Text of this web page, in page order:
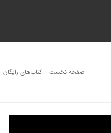
صفحه نخست کتاب‌های رایگان